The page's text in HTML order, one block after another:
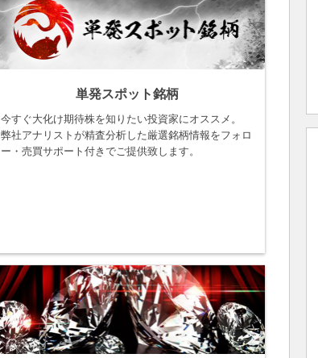
単発スポット銘柄
今すぐ大化け期待株を知りたい投資家にオススメ。
弊社アナリストが精査分析した厳選銘柄情報をフォロ
ー・売買サポート付きでご提供致します。